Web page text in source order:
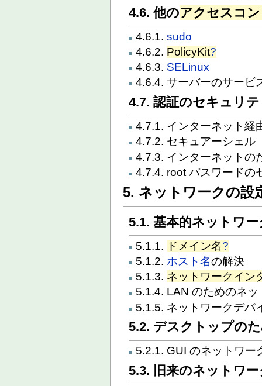
4.6. 他のアクセスコ
4.6.1.sudo
4.6.2. PolicyKit?
4.6.3. SELinux
4.6.4. サーバーのサービ
4.7. 認証のセキュリ
4.7.1. インターネット経
4.7.2. セキュアーシェル
4.7.3. インターネットの
4.7.4. root パスワードの
5. ネットワークの設
5.1. 基本的ネットワ
5.1.1. ドメイン名?
5.1.2. ホスト名の解決
5.1.3. ネットワークイン
5.1.4. LAN のためのネ
5.1.5. ネットワークデバ
5.2. デスクトップの
5.2.1. GUI のネットワー
5.3. 旧来のネットワ